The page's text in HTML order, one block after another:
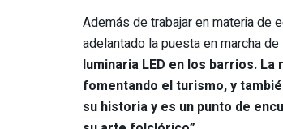
Además de trabajar en materia de
adelantado la puesta en marcha de
luminaria LED en los barrios.
fomentando el turismo, y
su historia y es un punto de